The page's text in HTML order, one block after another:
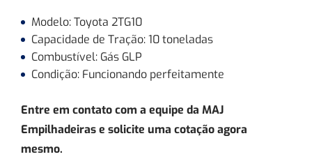
Modelo: Toyota 2TG10
Capacidade de Tração: 10 toneladas
Combustível: Gás GLP
Condição: Funcionando perfeitamente
Entre em contato com a equipe da MAJ
Empilhadeiras e solicite uma cotação agora
mesmo.